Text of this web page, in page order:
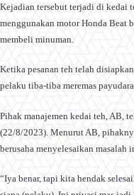
Kejadian tersebut terjadi di kedai
menggunakan motor Honda
membeli minuman.
Ketika pesanan teh telah
pelaku tiba-tiba meremas
Pihak manajemen kedai teh, AB,
(22/8/2023). Menurut AB,
berusaha menyelesaikan masalah
“Iya benar, tapi kita hendak